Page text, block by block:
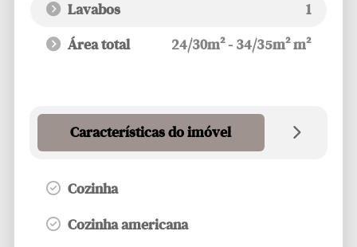
Lavabos
1
Área total
24/30m² - 34/35m² m²
Características do imóvel
Cozinha
Cozinha americana